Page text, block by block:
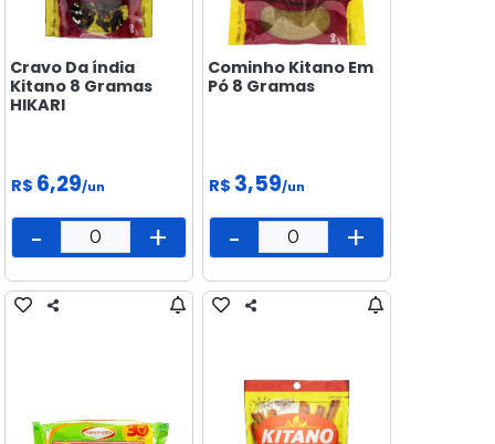
Cravo Da índia
Kitano 8 Gramas
HIKARI
R$ 6,29/un
- +
Cominho Kitano Em
Pó 8 Gramas
R$ 3,59/un
- +